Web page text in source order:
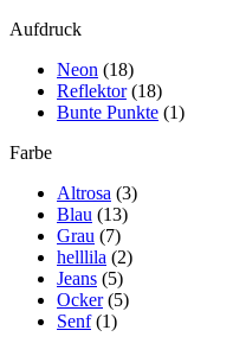
Aufdruck
Neon (18)
Reflektor (18)
Bunte Punkte (1)
Farbe
Altrosa (3)
Blau (13)
Grau (7)
helllila (2)
Jeans (5)
Ocker (5)
Senf (1)